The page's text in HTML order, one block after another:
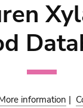
information |